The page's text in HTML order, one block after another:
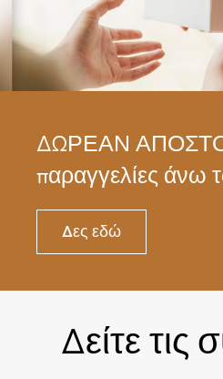
ΔΩΡΕΑΝ
παραγγελίες άνω
Δες εδώ
Δείτε τις